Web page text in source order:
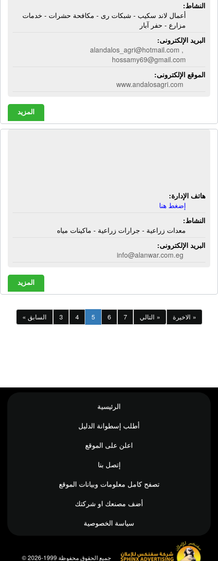
النشاط:
أعمال لاند سكيب - شبكات رى - مكافحة حشرات - خدمات
مزارع - حفر آبار
البريد الإلكترونى:
alandalos_agri@hotmail.com ,
hossamy69@gmail.com
الموقع الإلكترونى:
www.andalosagri.com
المزيد
هاتف الإدارة:
إضغط هنا
النشاط:
معدات زراعية - جرارات زراعية - ماكينات مياه
البريد الإلكترونى:
info@alanwar.com.eg
المزيد
« السابق 3 4 5 6 7 التالي » الاخيرة »
الرئيسية
أطلب إسطوانة الدليل
اعلن على الموقع
إتصل بنا
تصفح كامل معلومات وبيانات الموقع
أضف مصنعك او شركتك
سياسة الخصوصية
© جميع الحقوق محفوظة 1999-2026